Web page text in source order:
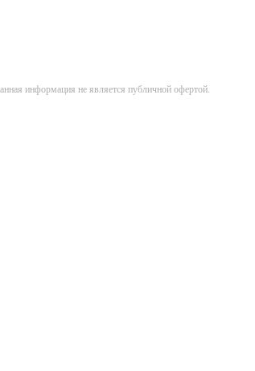
информация не является публичной офертой.